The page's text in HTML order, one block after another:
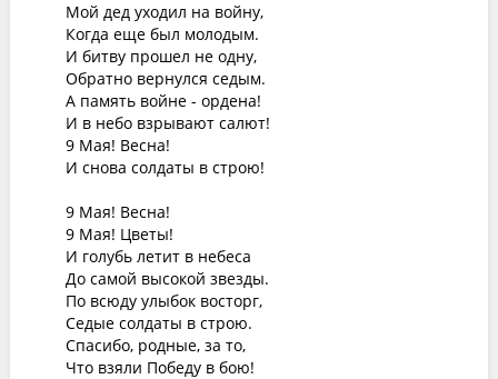
Мой дед уходил на войну,
Когда еще был молодым.
И битву прошел не одну,
Обратно вернулся седым.
А память войне - ордена!
И в небо взрывают салют!
9 Мая! Весна!
И снова солдаты в строю!
9 Мая! Весна!
9 Мая! Цветы!
И голубь летит в небеса
До самой высокой звезды.
По всюду улыбок восторг,
Седые солдаты в строю.
Спасибо, родные, за то,
Что взяли Победу в бою!